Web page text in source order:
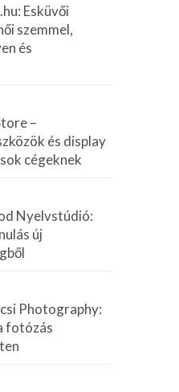
Esküvői
szemmel,
és
–
és display
cégeknek
Nyelvstúdió:
új
Photography:
fotózás